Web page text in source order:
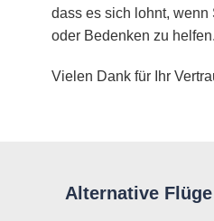
dass es sich lohnt, wenn
oder Bedenken zu
Vielen Dank für Ihr
Alternative